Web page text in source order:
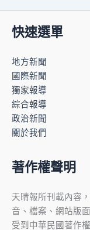
快速選單
地方新聞
國際新聞
獨家報導
綜合報導
政治新聞
關於我們
著作權聲明
天晴報所刊載內容
音、檔案、網站版
受到中華民國著作